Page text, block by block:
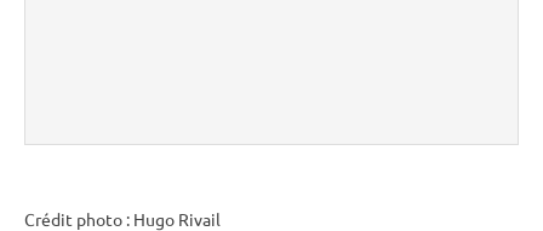
Crédit photo : Hugo Rivail